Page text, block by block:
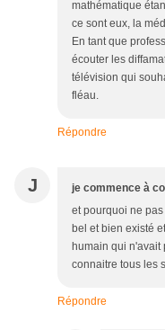
mathématique
ce sont eux, la
En tant que
écouter les
télévision qui
fléau.
Répondre
J je commence à
et pourquoi ne
bel et bien existé
humain qui
connaitre tous les
Répondre